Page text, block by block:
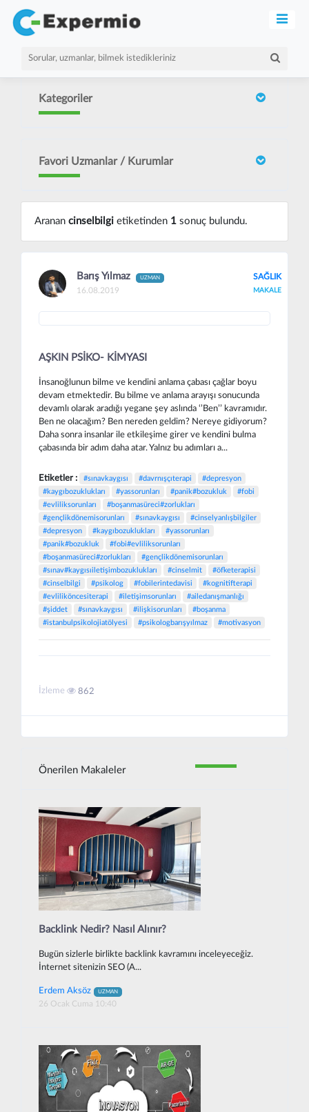
Kategoriler
Favori Uzmanlar / Kurumlar
Aranan cinselbilgi etiketinden 1sonuç bulundu.
Barış Yılmaz UZMAN
16.08.2019
SAĞLIK
MAKALE
AŞKIN PSİKO- KİMYASI
İnsanoğlunun bilme ve kendini anlama çabası çağlar boyu
devam etmektedir. Bu bilme ve anlama arayışı sonucunda
devamlı olarak aradığı yegane şey aslında ‘’Ben’’ kavramıdır.
Ben ne olacağım? Ben nereden geldim? Nereye gidiyorum?
Daha sonra insanlar ile etkileşime girer ve kendini bulma
çabasında bir adım daha atar. Yalnız bu adımları a...
Etiketler : #sınavkaygısı #davrnışçıterapi
#depresyon
#kaygıbozuklukları
#yassorunları #panik#bozukluk
#fobi
#evliliksorunları
#boşanmasüreci#zorlukları
#gençlikdönemisorunları
#sınavkaygısı
#cinselyanlışbilgiler
#depresyon
#kaygıbozuklukları
#yassorunları
#panik#bozukluk
#fobi#evliliksorunları
#boşanmasüreci#zorlukları
#gençlikdönemisorunları
#sınav#kaygısıiletişimbozuklukları
#cinselmit
#öfketerapisi
#cinselbilgi
#psikolog #fobilerintedavisi
#kognitifterapi
#evliliköncesiterapi
#iletişimsorunları
#ailedanışmanlığı
#şiddet
#sınavkaygısı #ilişkisorunları
#boşanma
#istanbulpsikolojiatölyesi
#psikologbarışyılmaz #motivasyon
İzleme 862
Önerilen Makaleler
Backlink Nedir? Nasıl Alınır?
Bugün sizlerle birlikte backlink kavramını inceleyeceğiz.
İnternet sitenizin SEO (A...
Erdem Aksöz UZMAN
26 Ocak Cuma 10:40